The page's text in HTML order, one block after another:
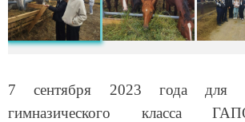
7 сентября 2023 года для
гимназического класса